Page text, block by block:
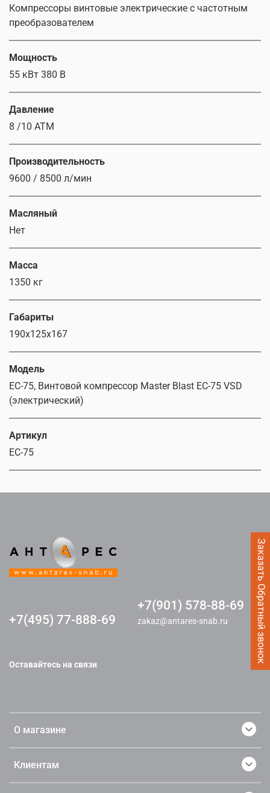
Заказать Обратный звонок
Компрессоры винтовые электрические с частотным
преобразователем
Мощность
55 кВт 380 В
Давление
8 /10 АТМ
Производительность
9600 / 8500 л/мин
Масляный
Нет
Масса
1350 кг
Габариты
190х125х167
Модель
EC-75, Винтовой компрессор Master Blast EC-75 VSD
(электрический)
Артикул
EC-75
О магазине
Клиентам
+7(495) 77-888-69
+7(901) 578-88-69
zakaz@antares-snab.ru
Оставайтесь на связи